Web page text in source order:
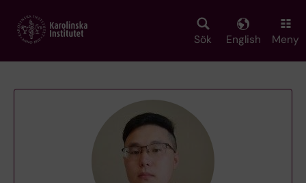
main
Sök English Meny